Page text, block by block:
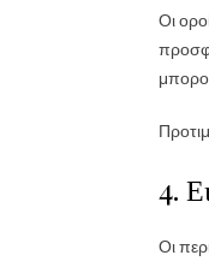
Οι
4.
Οι